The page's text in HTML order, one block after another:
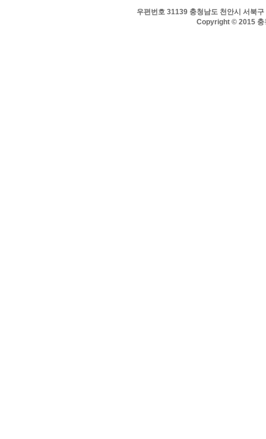
우편번호 31139 충청남도 천안시 서북
Copyright © 2015 충